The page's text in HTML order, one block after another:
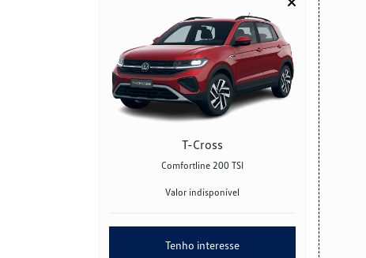
T-Cross
Comfortline 200 TSI
Valor indisponível
Tenho interesse